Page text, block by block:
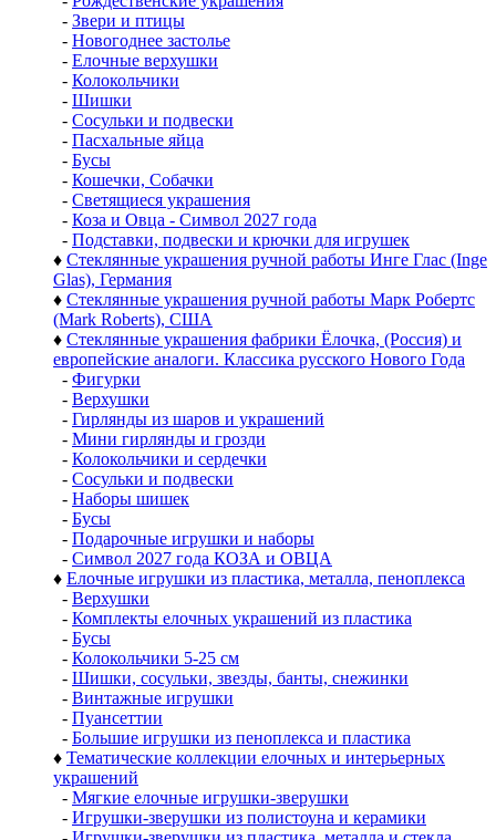
- Звери и птицы
- Новогоднее застолье
- Елочные верхушки
- Колокольчики
- Шишки
- Сосульки и подвески
- Пасхальные яйца
- Бусы
- Кошечки, Собачки
- Светящиеся украшения
- Коза и Овца - Символ 2027 года
- Подставки, подвески и крючки для игрушек
♦ Стеклянные украшения ручной работы Инге Глас (Inge
Glas), Германия
♦ Стеклянные украшения ручной работы Марк Робертс
(Mark Roberts), США
♦ Стеклянные украшения фабрики Ёлочка, (Россия) и
европейские аналоги. Классика русского Нового Года
- Фигурки
- Верхушки
- Гирлянды из шаров и украшений
- Мини гирлянды и грозди
- Колокольчики и сердечки
- Сосульки и подвески
- Наборы шишек
- Бусы
- Подарочные игрушки и наборы
- Символ 2027 года КОЗА и ОВЦА
♦ Елочные игрушки из пластика, металла, пеноплекса
- Верхушки
- Комплекты елочных украшений из пластика
- Бусы
- Колокольчики 5-25 см
- Шишки, сосульки, звезды, банты, снежинки
- Винтажные игрушки
- Пуансеттии
- Большие игрушки из пеноплекса и пластика
♦ Тематические коллекции елочных и интерьерных
украшений
- Мягкие елочные игрушки-зверушки
- Игрушки-зверушки из полистоуна и керамики